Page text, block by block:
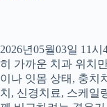
2026년05월03일 11시
히 가까운 치과 위치
이나 잇몸 상태, 충치
치, 신경치료, 스케일